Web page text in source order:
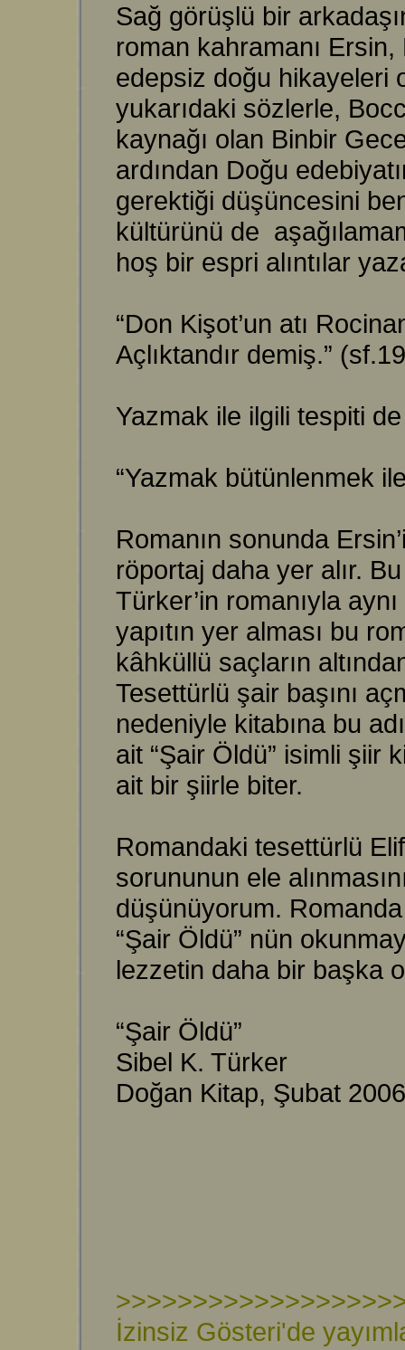
Sağ görüşlü bir
roman kahramanı
edepsiz doğu hikayeleri
yukarıdaki sözlerle,
kaynağı olan Binbir
ardından Doğu
gerektiği düşüncesini
kültürünü de
hoş bir espri alıntılar
“Don Kişot’un atı
Açlıktandır demiş.”
Yazmak ile ilgili tespiti
“Yazmak bütünlenmek
Romanın sonunda
röportaj daha yer alır.
Türker’in romanıyla
yapıtın yer alması bu
kâhküllü saçların
Tesettürlü şair başını
nedeniyle kitabına bu
ait “Şair Öldü” isimli şiir
ait bir şiirle biter.
Romandaki tesettürlü
sorununun ele
düşünüyorum.
“Şair Öldü” nün
lezzetin daha bir başka
“Şair Öldü”
Sibel K. Türker
Doğan Kitap, Şubat 2006
İzinsiz Gösteri'de